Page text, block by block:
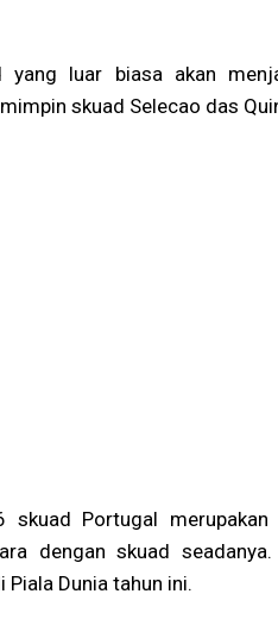
yang luar biasa akan
skuad Selecao das
skuad Portugal
dengan skuad
Dunia tahun ini.